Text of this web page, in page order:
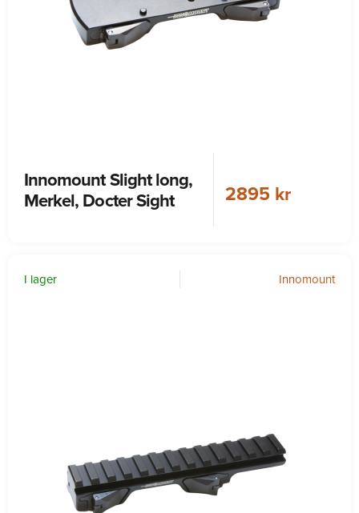
Innomount Slight long,
Merkel, Docter Sight
2895 kr
I lager Innomount